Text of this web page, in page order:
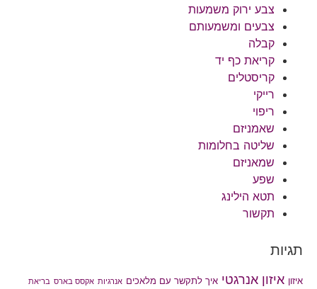
צבע ירוק משמעות
צבעים ומשמעותם
קבלה
קריאת כף יד
קריסטלים
רייקי
ריפוי
שאמניזם
שליטה בחלומות
שמאניזם
שפע
תטא הילינג
תקשור
תגיות
איזון איזון אנרגטי איך לתקשר עם מלאכים אנרגיות אקסס בארס בריאת